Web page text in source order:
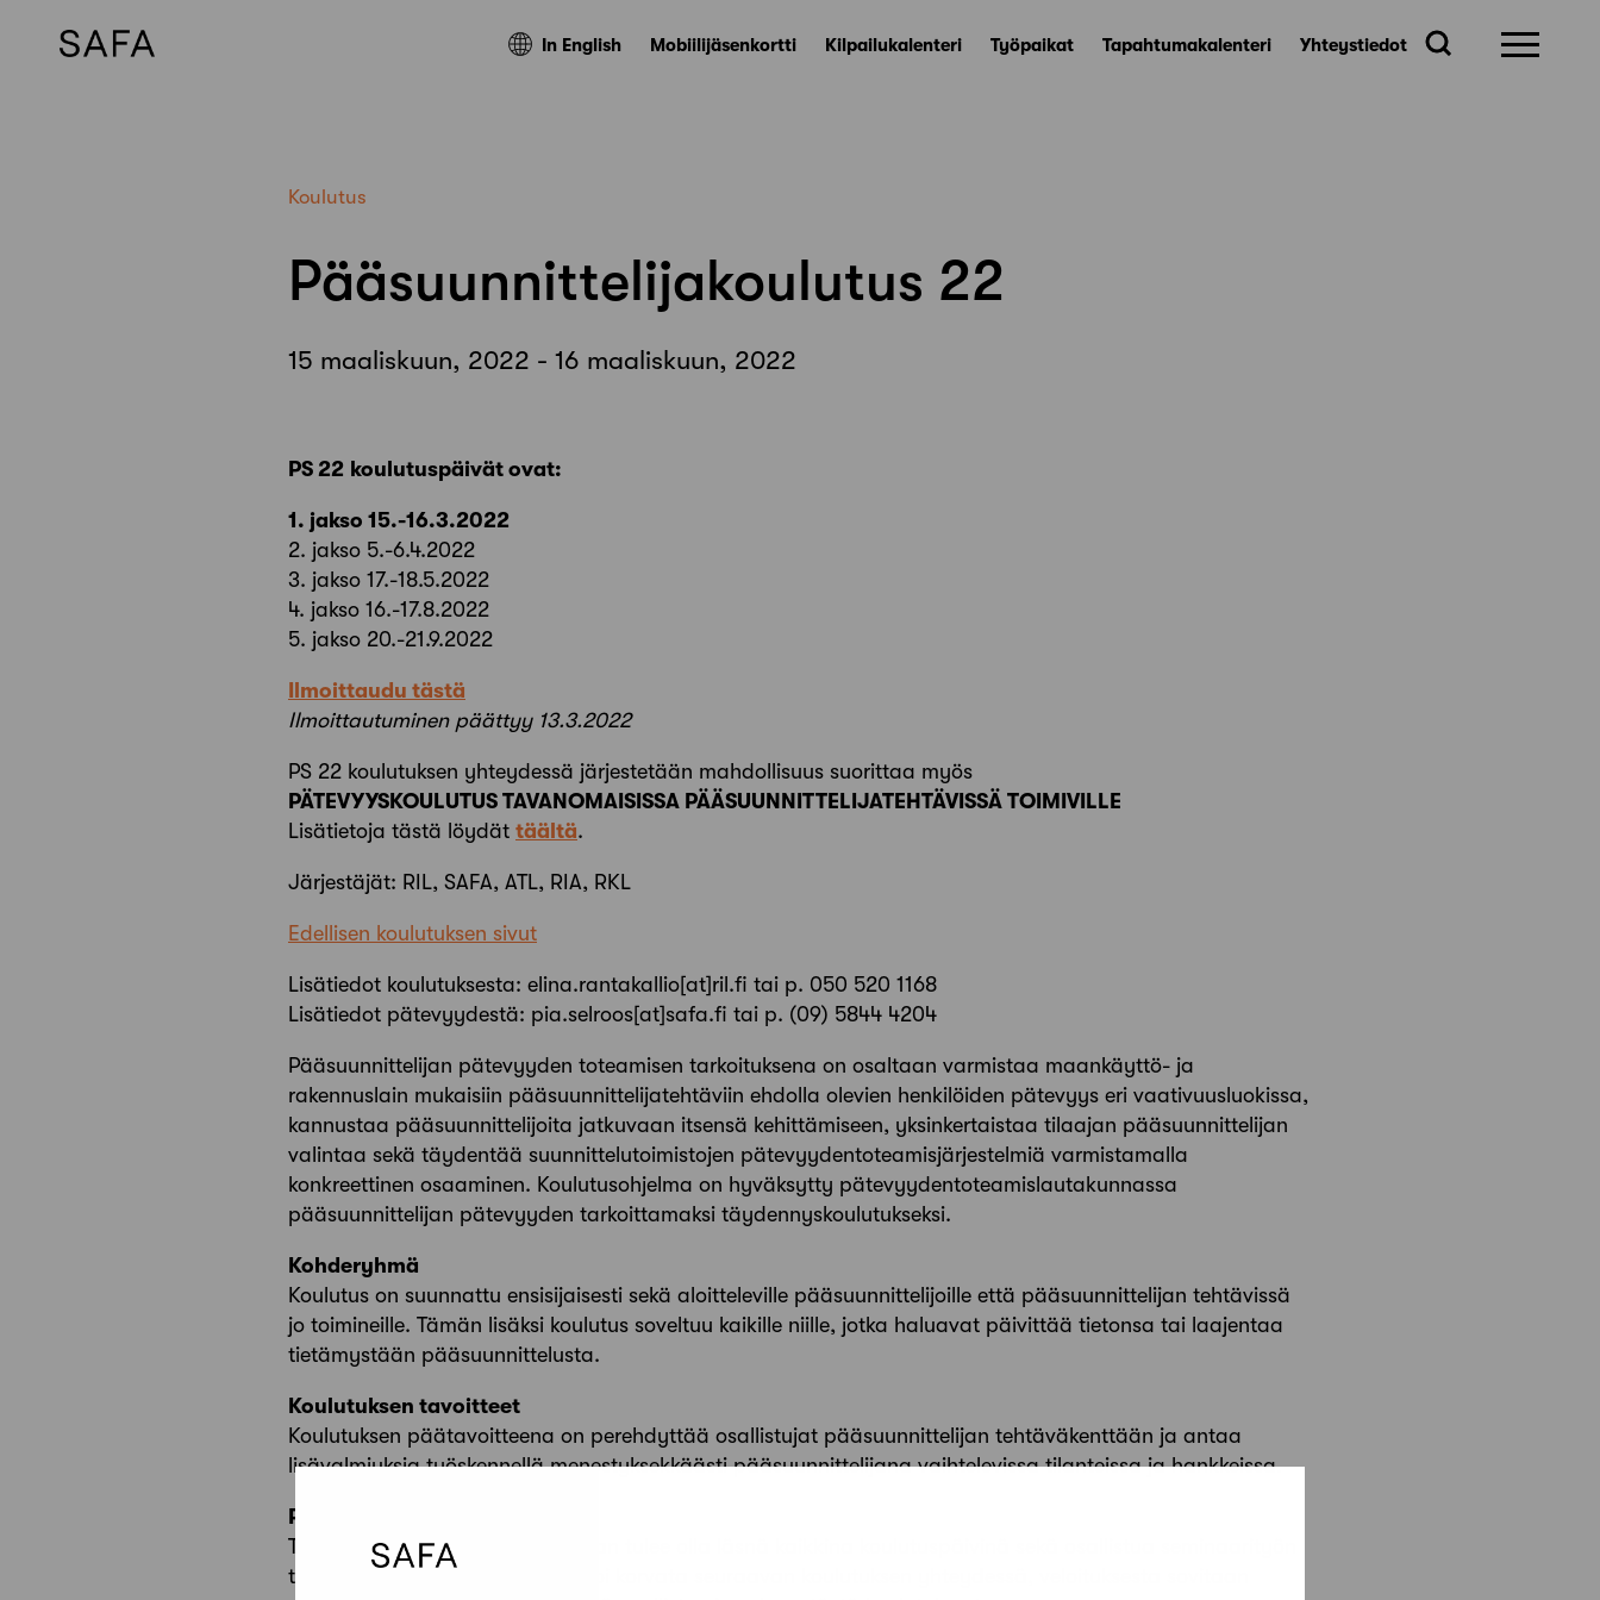
In English Mobiilijäsenkortti Kilpailukalenteri Työpaikat Tapahtumakalenteri Yhteystiedot
Koulutus
Pääsuunnittelijakoulutus 22
15 maaliskuun, 2022 - 16 maaliskuun, 2022
PS 22 koulutuspäivät ovat:
1. jakso 15.-16.3.2022
2. jakso 5.-6.4.2022
3. jakso 17.-18.5.2022
4. jakso 16.-17.8.2022
5. jakso 20.-21.9.2022
Ilmoittaudu tästä
Ilmoittautuminen päättyy 13.3.2022
PS 22 koulutuksen yhteydessä järjestetään mahdollisuus suorittaa myös
PÄTEVYYSKOULUTUS TAVANOMAISISSA PÄÄSUUNNITTELIJATEHTÄVISSÄ TOIMIVILLE
Lisätietoja tästä löydät täältä.
Järjestäjät: RIL, SAFA, ATL, RIA, RKL
Edellisen koulutuksen sivut
Lisätiedot koulutuksesta: elina.rantakallio[at]ril.fi tai p. 050 520 1168
Lisätiedot pätevyydestä: pia.selroos[at]safa.fi tai p. (09) 5844 4204
Pääsuunnittelijan pätevyyden toteamisen tarkoituksena on osaltaan varmistaa maankäyttö- ja
rakennuslain mukaisiin pääsuunnittelijatehtäviin ehdolla olevien henkilöiden pätevyys eri vaativuusluokissa,
kannustaa pääsuunnittelijoita jatkuvaan itsensä kehittämiseen, yksinkertaistaa tilaajan pääsuunnittelijan
valintaa sekä täydentää suunnittelutoimistojen pätevyydentoteamisjärjestelmiä varmistamalla
konkreettinen osaaminen. Koulutusohjelma on hyväksytty pätevyydentoteamislautakunnassa
pääsuunnittelijan pätevyyden tarkoittamaksi täydennyskoulutukseksi.
Kohderyhmä
Koulutus on suunnattu ensisijaisesti sekä aloitteleville pääsuunnittelijoille että pääsuunnittelijan tehtävissä
jo toimineille. Tämän lisäksi koulutus soveltuu kaikille niille, jotka haluavat päivittää tietonsa tai laajentaa
tietämystään pääsuunnittelusta.
Koulutuksen tavoitteet
Koulutuksen päätavoitteena on perehdyttää osallistujat pääsuunnittelijan tehtäväkenttään ja antaa
lisävalmiuksia työskennellä menestyksekkäästi pääsuunnittelijana vaihtelevissa tilanteissa ja hankkeissa.
Poissaolot
Todistuksen saamiseksi osallistujan tulee olla läsnä kaikkina koulutuspäivinä sekä osallistua seminaarityön
tekoon. Mahdolliset poissaolot voi korvata seuraavan koulutuksen yhteydessä, veloituksesta sovitaan